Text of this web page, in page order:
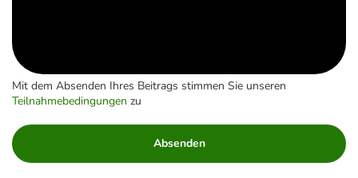
Mit dem Absenden Ihres Beitrags stimmen Sie unseren
Teilnahmebedingungen zu
Absenden